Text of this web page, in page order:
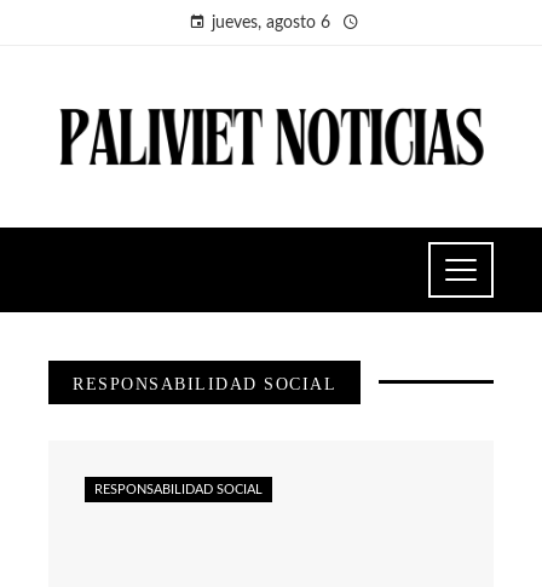
jueves, agosto 6
RESPONSABILIDAD SOCIAL
RESPONSABILIDAD SOCIAL